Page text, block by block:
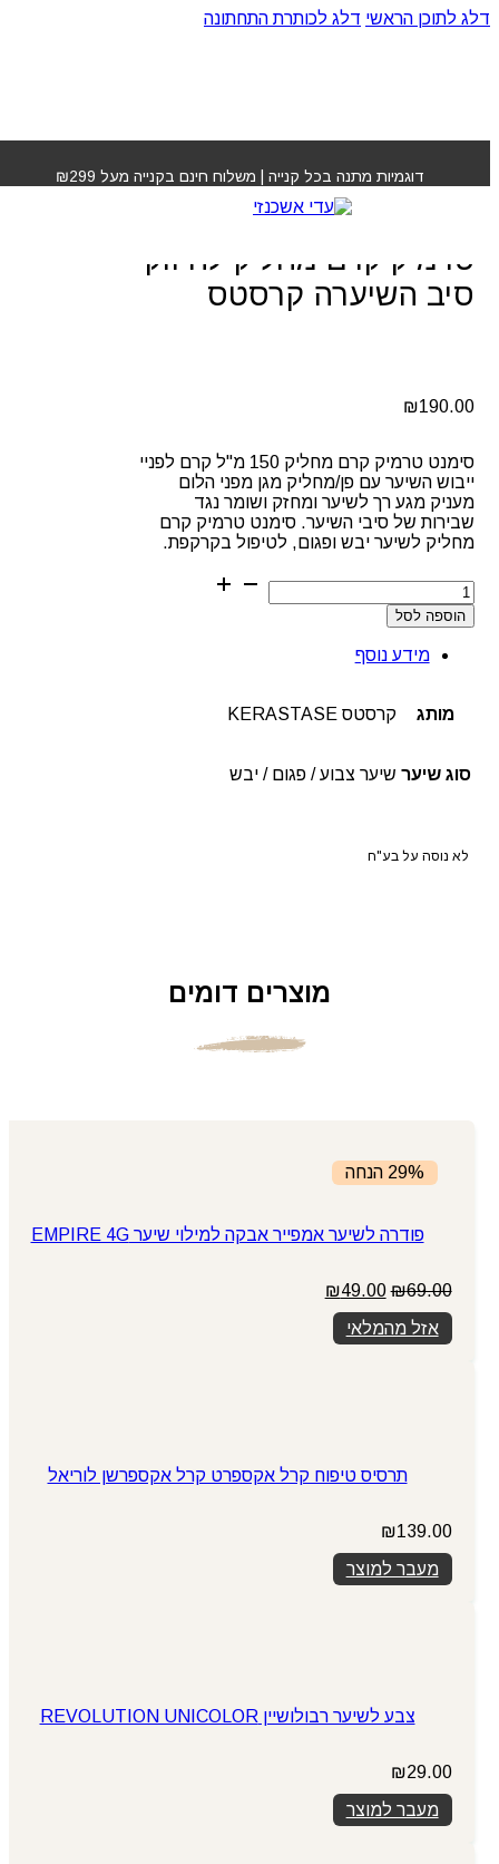
דלג לתוכן הראשי דלג לכותרת התחתונה
דוגמיות מתנה בכל קנייה | משלוח חינם בקנייה מעל ₪299
לחיזוק סיב השיערה קרסטס
קרם לפני פן סימנט
טרמיק קרם מחליק לחיזוק
סיב השיערה קרסטס
₪190.00
סימנט טרמיק קרם מחליק 150 מ"ל קרם לפניי
ייבוש השיער עם פן/מחליק מגן מפני הלום
מעניק מגע רך לשיער ומחזק ושומר נגד
שבירות של סיבי השיער. סימנט טרמיק קרם
מחליק לשיער יבש ופגום, לטיפול בקרקפת.
כמות
של
קרם
קרם
סיב
הוספה לסל
מידע נוסף
מותג קרסטס KERASTASE
סוג שיער שיער צבוע / פגום / יבש
לא נוסה על בע"ח
מוצרים דומים
29% הנחה
פודרה לשיער אמפייר אבקה למילוי שיער EMPIRE 4G
₪69.00
המחיר
המקורי
היה:
₪69.00.
₪49.00
אזל מהמלאי
תרסיס טיפוח קרל אקספרט קרל אקספרשן לוריאל
₪139.00
מעבר למוצר
צבע לשיער רבולושיין REVOLUTION UNICOLOR
₪29.00
מעבר למוצר